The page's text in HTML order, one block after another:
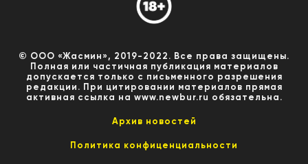
© ООО «Жасмин», 2019-2022. Все права защищены.
Полная или частичная публикация материалов
допускается только с письменного разрешения
редакции. При цитировании материалов прямая
активная ссылка на www.newbur.ru обязательна.
Архив новостей
Политика конфиценциальности